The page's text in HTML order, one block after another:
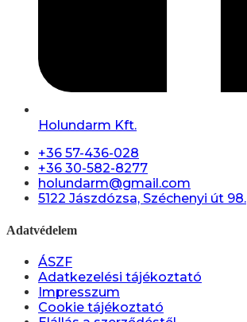
Holundarm Kft.
+36 57-436-028
+36 30-582-8277
holundarm@gmail.com
5122 Jászdózsa, Széchenyi út 98.
Adatvédelem
ÁSZF
Adatkezelési tájékoztató
Impresszum
Cookie tájékoztató